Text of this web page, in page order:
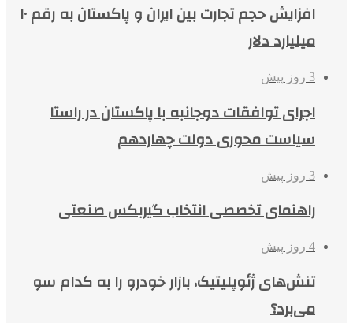
افزایش حجم تجارت بین ایران و پاکستان به رقم ۱۰
میلیارد دلار
3 روز پیش
اجرای توافقات دوجانبه با پاکستان در راستا
سیاست محوری دولت چهاردهم
3 روز پیش
راهنمای تخصصی انتخاب گیربکس صنعتی
4 روز پیش
تنش‌های ژئوپلیتیک، بازار خودرو را به کدام سو
می‌برد؟